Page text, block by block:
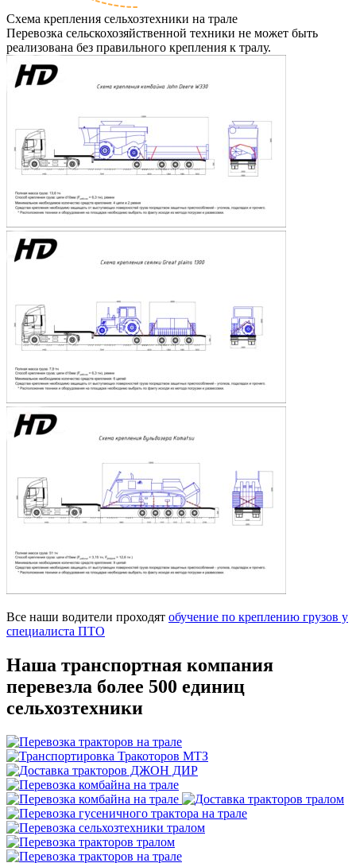
Схема крепления сельхозтехники на трале
Перевозка сельскохозяйственной техники не может быть
реализована без правильного крепления к тралу.
Все наши водители проходят обучение по креплению грузов у
специалиста ПТО
Наша транспортная компания
перевезла более 500 единиц
сельхозтехники